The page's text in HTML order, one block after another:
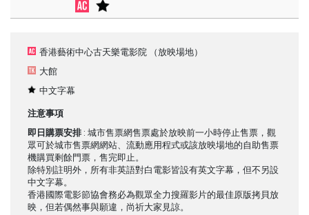
香港藝術中心古天樂電影院 （放映場地）
大館
中文字幕
注意事項
即日購票安排 : 城市售票網售票處於放映前一小時停止售票，觀
眾可於城市售票網網站、流動應用程式或該放映場地的自助售票
機購買剩餘門票，售完即止。
除特別註明外，所有非英語對白電影皆設有英文字幕，但不另設
中文字幕。
香港國際電影節協會務必為觀眾全力搜羅影片的最佳原版拷貝放
映，但若偶然事與願違，尚祈大家見諒。